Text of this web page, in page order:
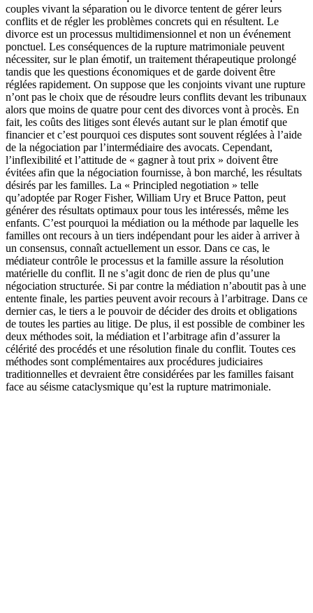
couples vivant la séparation ou le divorce tentent de gérer leurs
conflits et de régler les problèmes concrets qui en résultent. Le
divorce est un processus multidimensionnel et non un événement
ponctuel. Les conséquences de la rupture matrimoniale peuvent
nécessiter, sur le plan émotif, un traitement thérapeutique prolongé
tandis que les questions économiques et de garde doivent être
réglées rapidement. On suppose que les conjoints vivant une rupture
n’ont pas le choix que de résoudre leurs conflits devant les tribunaux
alors que moins de quatre pour cent des divorces vont à procès. En
fait, les coûts des litiges sont élevés autant sur le plan émotif que
financier et c’est pourquoi ces disputes sont souvent réglées à l’aide
de la négociation par l’intermédiaire des avocats. Cependant,
l’inflexibilité et l’attitude de « gagner à tout prix » doivent être
évitées afin que la négociation fournisse, à bon marché, les résultats
désirés par les familles. La « Principled negotiation » telle
qu’adoptée par Roger Fisher, William Ury et Bruce Patton, peut
générer des résultats optimaux pour tous les intéressés, même les
enfants. C’est pourquoi la médiation ou la méthode par laquelle les
familles ont recours à un tiers indépendant pour les aider à arriver à
un consensus, connaît actuellement un essor. Dans ce cas, le
médiateur contrôle le processus et la famille assure la résolution
matérielle du conflit. Il ne s’agit donc de rien de plus qu’une
négociation structurée. Si par contre la médiation n’aboutit pas à une
entente finale, les parties peuvent avoir recours à l’arbitrage. Dans ce
dernier cas, le tiers a le pouvoir de décider des droits et obligations
de toutes les parties au litige. De plus, il est possible de combiner les
deux méthodes soit, la médiation et l’arbitrage afin d’assurer la
célérité des procédés et une résolution finale du conflit. Toutes ces
méthodes sont complémentaires aux procédures judiciaires
traditionnelles et devraient être considérées par les familles faisant
face au séisme cataclysmique qu’est la rupture matrimoniale.